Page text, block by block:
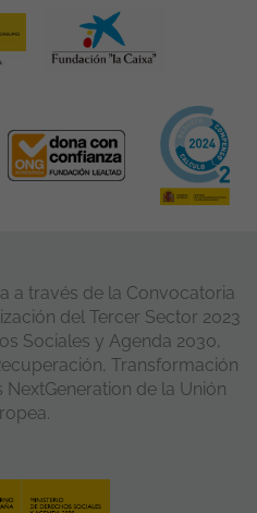
a través de la Convocatoria
del Tercer Sector 2023
Sociales y Agenda 2030,
Transformación
de la Unión